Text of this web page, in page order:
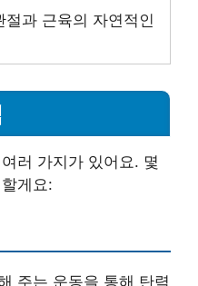
절과 근육의 자연적인
러 가지가 있어요. 몇
게요:
주는 운동을 통해 탄력